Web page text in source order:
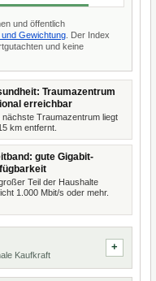
und öffentlich
Gewichtung . Der Index
und keine
Traumazentrum
erreichbar
nächste Traumazentrum liegt
km entfernt.
gute Gigabit-
Teil der Haushalte
1.000 Mbit/s oder mehr.
Kaufkraft